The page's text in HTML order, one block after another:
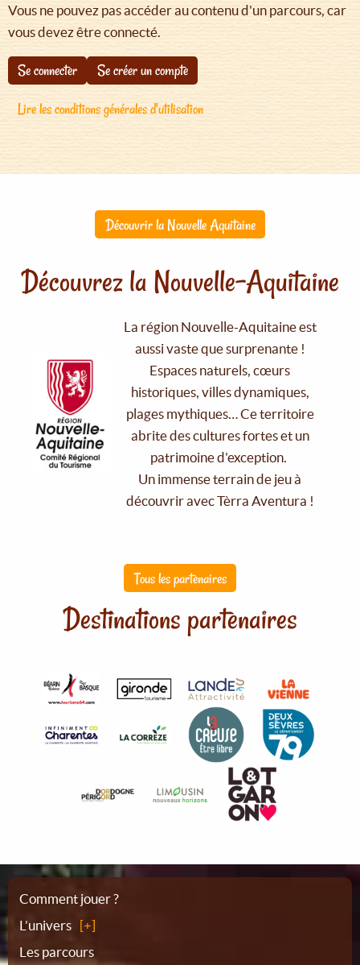
Vous ne pouvez pas accéder au contenu d'un parcours, car
vous devez être connecté.
Se connecter
Se créer un compte
Lire les conditions générales d'utilisation
Découvrir la Nouvelle Aquitaine
Découvrez la Nouvelle-Aquitaine
La région Nouvelle-Aquitaine est
aussi vaste que surprenante !
Espaces naturels, cœurs
historiques, villes dynamiques,
plages mythiques… Ce territoire
abrite des cultures fortes et un
patrimoine d'exception.
Un immense terrain de jeu à
découvrir avec Tèrra Aventura !
Tous les partenaires
Destinations partenaires
Plan
du
Comment jouer ?
L’univers
Les parcours